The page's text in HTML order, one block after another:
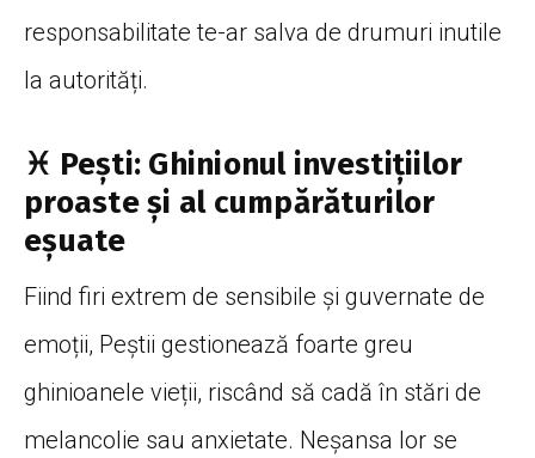
responsabilitate te-ar salva de drumuri inutile
la autorități.
♓ Pești: Ghinionul investițiilor
proaste și al cumpărăturilor
eșuate
Fiind firi extrem de sensibile și guvernate de
emoții, Peștii gestionează foarte greu
ghinioanele vieții, riscând să cadă în stări de
melancolie sau anxietate. Neșansa lor se